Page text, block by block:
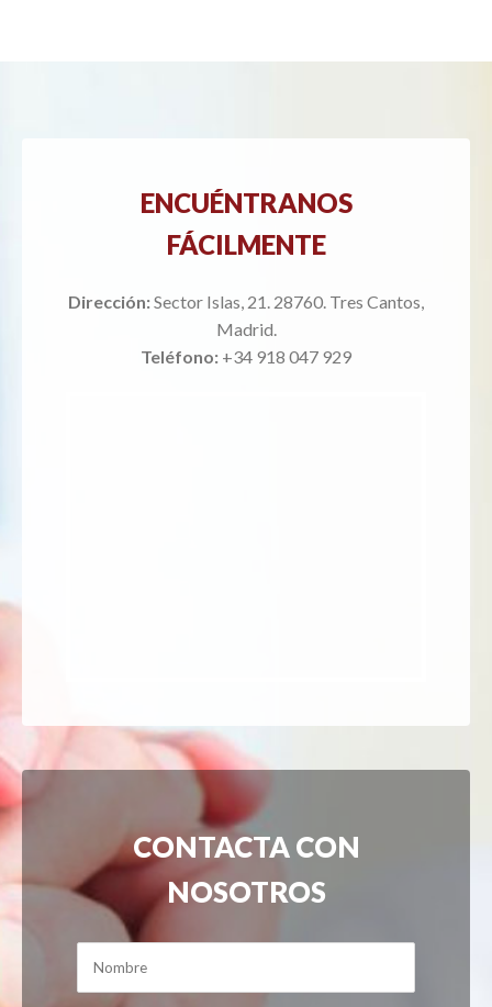
ENCUÉNTRANOS
FÁCILMENTE
Dirección:Sector Islas, 21. 28760. Tres Cantos,
Madrid.
Teléfono: +34 918 047 929
CONTACTA CON
NOSOTROS